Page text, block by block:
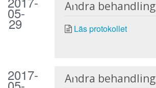
05-
29
Andra behandling
Läs protokollet
2017- Andra behandling